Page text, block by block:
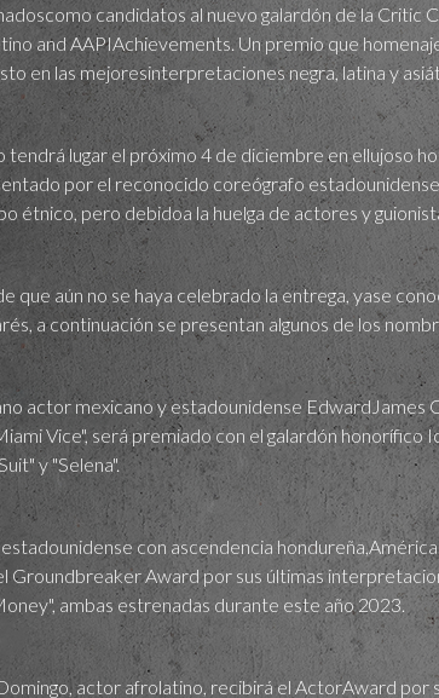
candidatos al nuevo galardón de la Critic
and AAPIAchievements. Un premio que
en las mejoresinterpretaciones negra, latina y
tendrá lugar el próximo 4 de diciembre en ellujoso
por el reconocido coreógrafo
étnico, pero debidoa la huelga de actores y
que aún no se haya celebrado la entrega, yase
a continuación se presentan algunos de los
actor mexicano y estadounidense EdwardJames
Vice", será premiado con el galardón
y "Selena".
con ascendencia
Groundbreaker Award por sus últimas
ambas estrenadas durante este año 2023.
actor afrolatino, recibirá el ActorAward por